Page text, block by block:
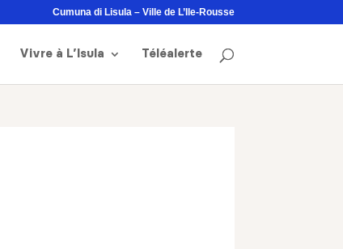
Cumuna di Lisula – Ville de L’Ile-Rousse
Vivre à L’Isula Téléalerte